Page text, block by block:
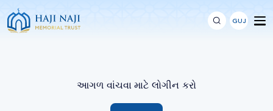
GUJ
આગળ વાંચવા માટે લોગીન કરો